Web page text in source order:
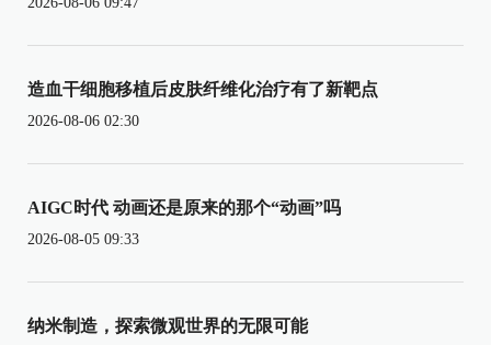
造血干细胞移植后皮肤纤维化治疗有了新靶点
2026-08-06 02:30
AIGC时代 动画还是原来的那个“动画”吗
2026-08-05 09:33
纳米制造，探索微观世界的无限可能